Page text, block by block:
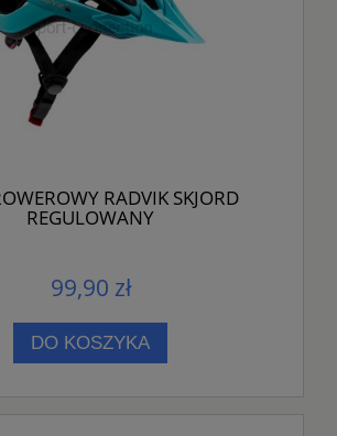
RADVIK SKJORD
REGULOWANY
99,90 zł
DO KOSZYKA